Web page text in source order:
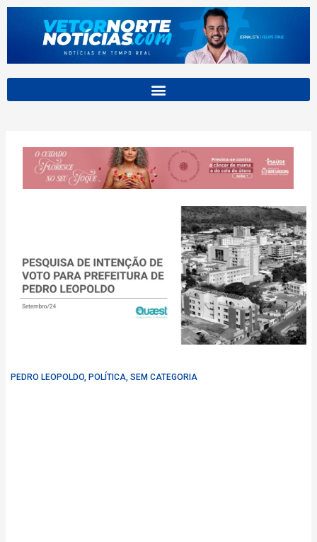
para
conteúdo
PEDRO LEOPOLDO, POLÍTICA, SEM CATEGORIA